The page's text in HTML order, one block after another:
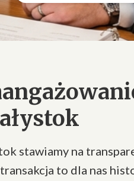
stawiamy na
to dla nas